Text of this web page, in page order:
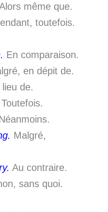
même que.
toutefois.
En comparaison.
en dépit de.
lieu de.
Toutefois.
Malgré,
Au contraire.
sans quoi.